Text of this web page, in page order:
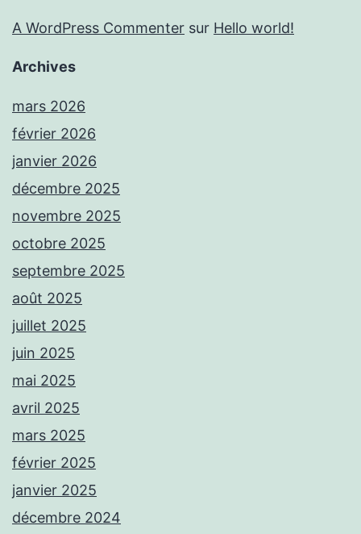
A WordPress Commenter sur Hello world!
Archives
mars 2026
février 2026
janvier 2026
décembre 2025
novembre 2025
octobre 2025
septembre 2025
août 2025
juillet 2025
juin 2025
mai 2025
avril 2025
mars 2025
février 2025
janvier 2025
décembre 2024